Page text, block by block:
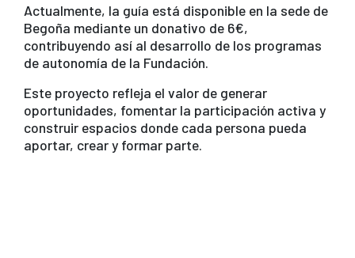
Actualmente, la guía está disponible en la sede de
Begoña mediante un donativo de 6€,
contribuyendo así al desarrollo de los programas
de autonomía de la Fundación.
Este proyecto refleja el valor de generar
oportunidades, fomentar la participación activa y
construir espacios donde cada persona pueda
aportar, crear y formar parte.